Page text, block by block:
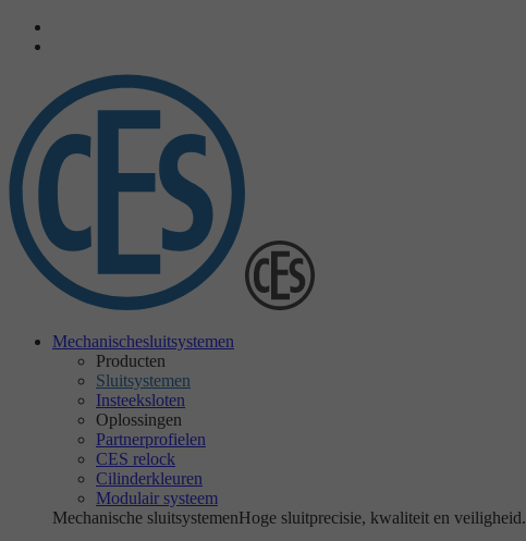
Mechanischesluitsystemen
Producten
Sluitsystemen
Insteeksloten
Oplossingen
Partnerprofielen
CES relock
Cilinderkleuren
Modulair systeem
Mechanische sluitsystemenHoge sluitprecisie, kwaliteit en veiligheid.